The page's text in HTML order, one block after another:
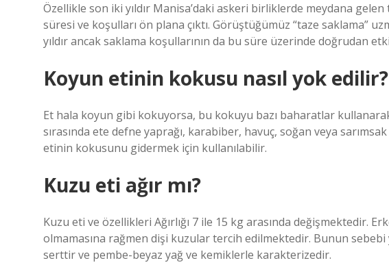
Özellikle son iki yıldır Manisa’daki askeri birliklerde meydana
süresi ve koşulları ön plana çıktı. Görüştüğümüz “taze saklama”
yıldır ancak saklama koşullarının da bu süre üzerinde doğrudan
Koyun etinin kokusu nasıl yok edilir?
Et hala koyun gibi kokuyorsa, bu kokuyu bazı baharatlar
sırasında ete defne yaprağı, karabiber, havuç, soğan veya
etinin kokusunu gidermek için kullanılabilir.
Kuzu eti ağır mı?
Kuzu eti ve özellikleri Ağırlığı 7 ile 15 kg arasında değişmektedir.
olmamasına rağmen dişi kuzular tercih edilmektedir. Bunun sebebi
serttir ve pembe-beyaz yağ ve kemiklerle karakterizedir.